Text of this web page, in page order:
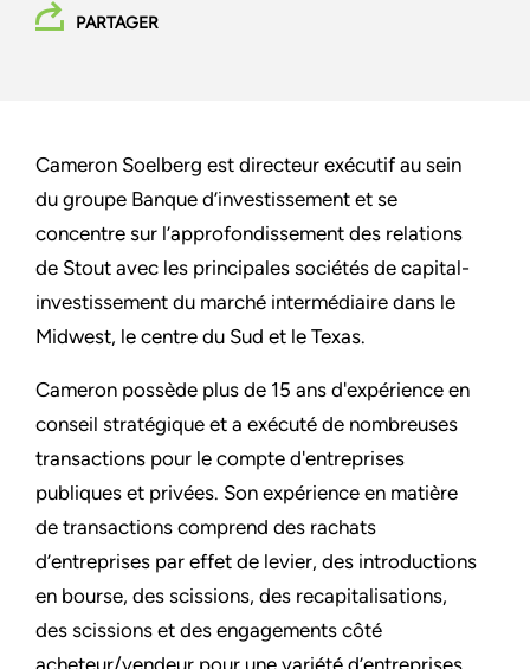
PARTAGER
Cameron Soelberg est directeur exécutif au sein
du groupe Banque d’investissement et se
concentre sur l’approfondissement des relations
de Stout avec les principales sociétés de capital-
investissement du marché intermédiaire dans le
Midwest, le centre du Sud et le Texas.
Cameron possède plus de 15 ans d'expérience en
conseil stratégique et a exécuté de nombreuses
transactions pour le compte d'entreprises
publiques et privées. Son expérience en matière
de transactions comprend des rachats
d’entreprises par effet de levier, des introductions
en bourse, des scissions, des recapitalisations,
des scissions et des engagements côté